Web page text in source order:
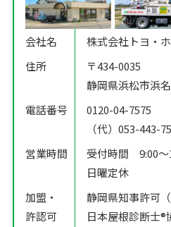
会社名
株式会社トヨ・
住所
〒434-0035
静岡県浜松市浜
電話番号
0120-04-7575
（代）053-443-
営業時間
受付時間 9:00
日曜定休
加盟・
許認可
静岡県知事許可
日本屋根診断士®️